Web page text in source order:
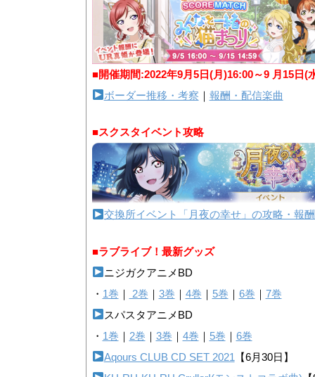
■開催期間:2022年9月5日(月)16:00～9 月15日(
ボーダー推移・考察 ｜ 報酬・配信楽曲
■スクスタイベント攻略
交換所イベント「月夜の幸せ」の攻略・報
■ラブライブ！最新グッズ
ニジガクアニメBD
・ 1巻 ｜ 2巻 ｜ 3巻 ｜ 4巻 ｜ 5巻 ｜ 6巻 ｜ 7巻
スパスタアニメBD
・ 1巻 ｜ 2巻 ｜ 3巻 ｜ 4巻 ｜ 5巻 ｜ 6巻
Aqours CLUB CD SET 2021 【6月30日】